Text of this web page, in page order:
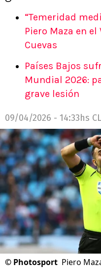
“Temeridad
Piero Maza en el
Cuevas
Países Bajos
Mundial 2026:
grave lesión
09/04/2026 - 14:33hs
© Photosport Piero